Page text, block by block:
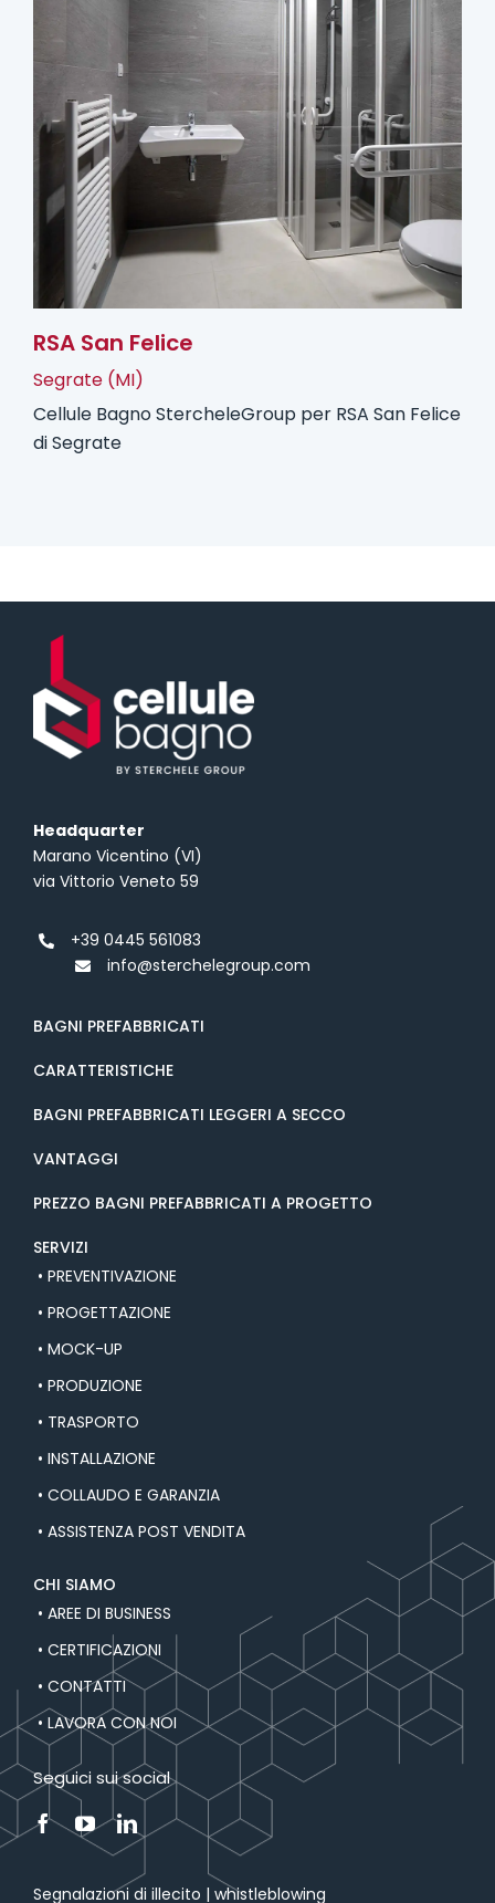
RSA San Felice
Segrate (MI)
Cellule Bagno StercheleGroup per RSA San Felice
di Segrate
Headquarter
Marano Vicentino (VI)
via Vittorio Veneto 59
+39 0445 561083
info@sterchelegroup.com
BAGNI PREFABBRICATI
CARATTERISTICHE
BAGNI PREFABBRICATI LEGGERI A SECCO
VANTAGGI
PREZZO BAGNI PREFABBRICATI A PROGETTO
SERVIZI
• PREVENTIVAZIONE
• PROGETTAZIONE
• MOCK-UP
• PRODUZIONE
• TRASPORTO
• INSTALLAZIONE
• COLLAUDO E GARANZIA
• ASSISTENZA POST VENDITA
CHI SIAMO
• AREE DI BUSINESS
• CERTIFICAZIONI
• CONTATTI
• LAVORA CON NOI
Seguici sui social
Segnalazioni di illecito | whistleblowing